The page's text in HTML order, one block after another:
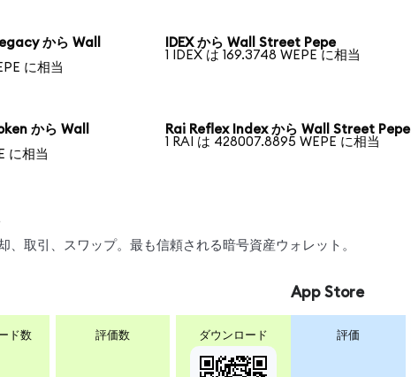
から Wall
に相当
IDEX から Wall Street Pepe
1 IDEX は 169.3748 WEPE に相当
から Wall
に相当
Rai Reflex Index から Wall Street Pepe
1 RAI は 428007.8895 WEPE に相当
、取引、スワップ。最も信頼される暗号資産ウォレット。
ド数 評価数 ダウンロード
App Store
評価